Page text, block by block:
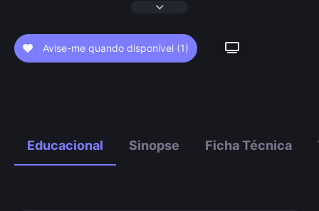
Avise-me quando disponível (1)
Educacional Sinopse Ficha Técnica